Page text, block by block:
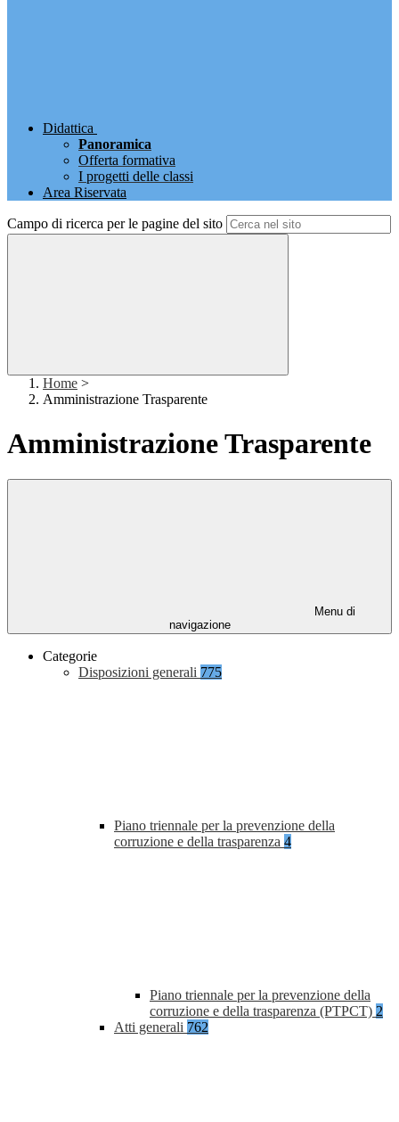
Didattica
Panoramica
Offerta formativa
I progetti delle classi
Area Riservata
Campo di ricerca per le pagine del sito
Home >
Amministrazione Trasparente
Amministrazione Trasparente
Menu di
navigazione
Categorie
Disposizioni generali 775
Piano triennale per la prevenzione della
corruzione e della trasparenza 4
Piano triennale per la prevenzione della
corruzione e della trasparenza (PTPCT) 2
Atti generali 762